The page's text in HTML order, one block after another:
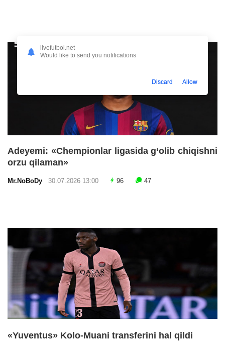
Adeyemi: «Chempionlar ligasida g‘olib chiqishni
orzu qilaman»
Mr.NoBoDy 30.07.2026 13:00 96 47
«Yuventus» Kolo-Muani transferini hal qildi
livefutbol.net
Would like to send you notifications
Discard Allow